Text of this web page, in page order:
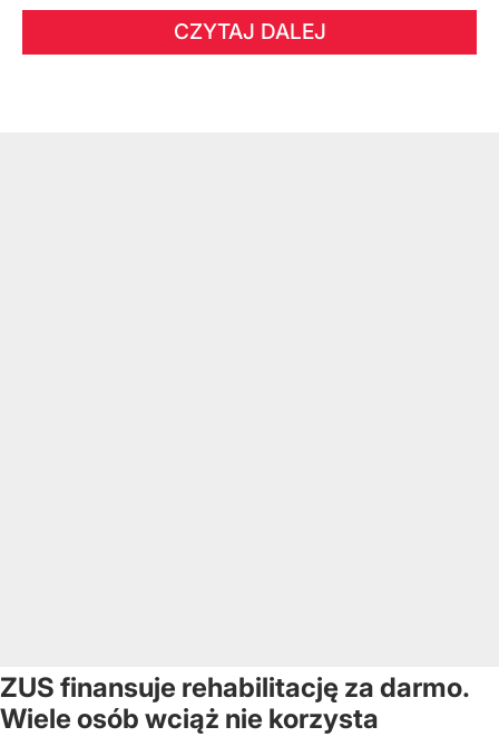
CZYTAJ DALEJ
ZUS finansuje rehabilitację za darmo.
Wiele osób wciąż nie korzysta